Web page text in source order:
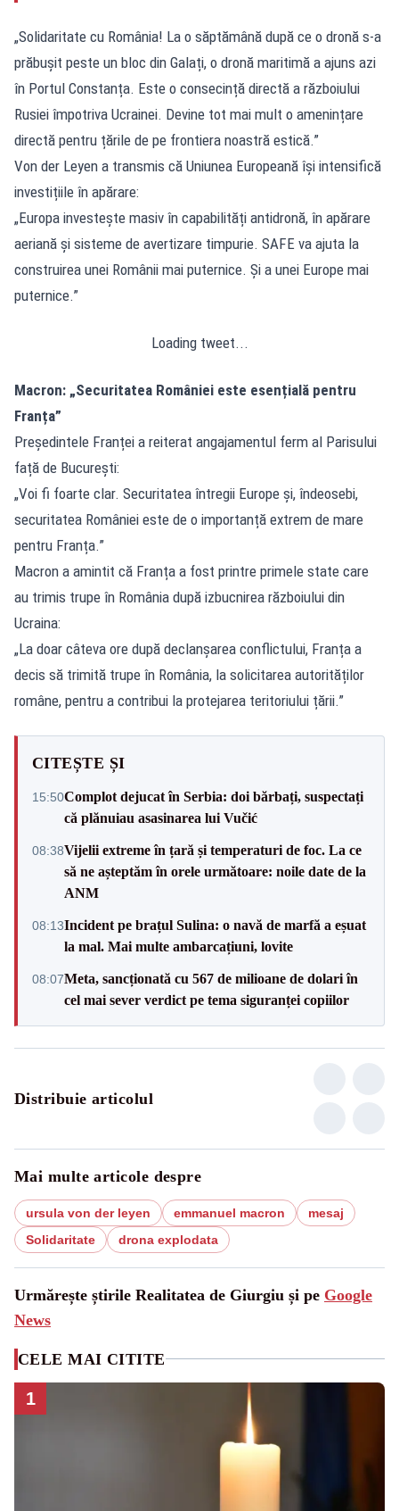
„Solidaritate cu România! La o săptămână după ce o dronă s-a
prăbușit peste un bloc din Galați, o dronă maritimă a ajuns azi
în Portul Constanța. Este o consecință directă a războiului
Rusiei împotriva Ucrainei. Devine tot mai mult o amenințare
directă pentru țările de pe frontiera noastră estică.”
Von der Leyen a transmis că Uniunea Europeană își intensifică
investițiile în apărare:
„Europa investește masiv în capabilități antidronă, în apărare
aeriană și sisteme de avertizare timpurie. SAFE va ajuta la
construirea unei Românii mai puternice. Și a unei Europe mai
puternice.”
Loading tweet...
Macron: „Securitatea României este esențială pentru
Franța”
Președintele Franței a reiterat angajamentul ferm al Parisului
față de București:
„Voi fi foarte clar. Securitatea întregii Europe și, îndeosebi,
securitatea României este de o importanță extrem de mare
pentru Franța.”
Macron a amintit că Franța a fost printre primele state care
au trimis trupe în România după izbucnirea războiului din
Ucraina:
„La doar câteva ore după declanșarea conflictului, Franța a
decis să trimită trupe în România, la solicitarea autorităților
române, pentru a contribui la protejarea teritoriului țării.”
CITEȘTE ȘI
15:50Complot dejucat în Serbia: doi bărbați, suspectați
că plănuiau asasinarea lui Vučić
08:38Vijelii extreme în țară și temperaturi de foc. La ce
să ne așteptăm în orele următoare: noile date de la
ANM
08:13Incident pe brațul Sulina: o navă de marfă a eșuat
la mal. Mai multe ambarcațiuni, lovite
08:07Meta, sancționată cu 567 de milioane de dolari în
cel mai sever verdict pe tema siguranței copiilor
Distribuie articolul
Mai multe articole despre
ursula von der leyen emmanuel macron
mesaj
Solidaritate
drona explodata
Urmărește știrile Realitatea de Giurgiu și pe Google
News
CELE MAI CITITE
1